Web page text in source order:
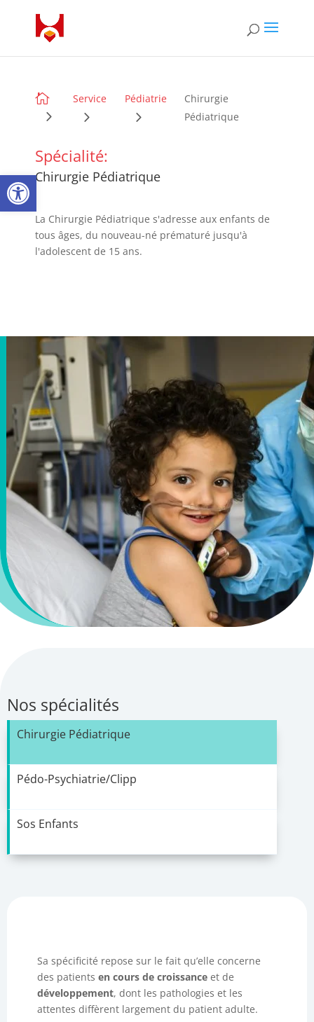
Ouvrir la barre d’outils
 Service Pédiatrie
Chirurgie
Pédiatrique
Spécialité:
Chirurgie Pédiatrique
La Chirurgie Pédiatrique s'adresse aux enfants de
tous âges, du nouveau-né prématuré jusqu'à
l'adolescent de 15 ans.
Nos spécialités
Chirurgie Pédiatrique
Pédo-Psychiatrie/Clipp
Sos Enfants
Sa spécificité repose sur le fait qu’elle concerne
des patients en cours de croissanceet de
développement, dont les pathologies et les
attentes diffèrent largement du patient adulte.